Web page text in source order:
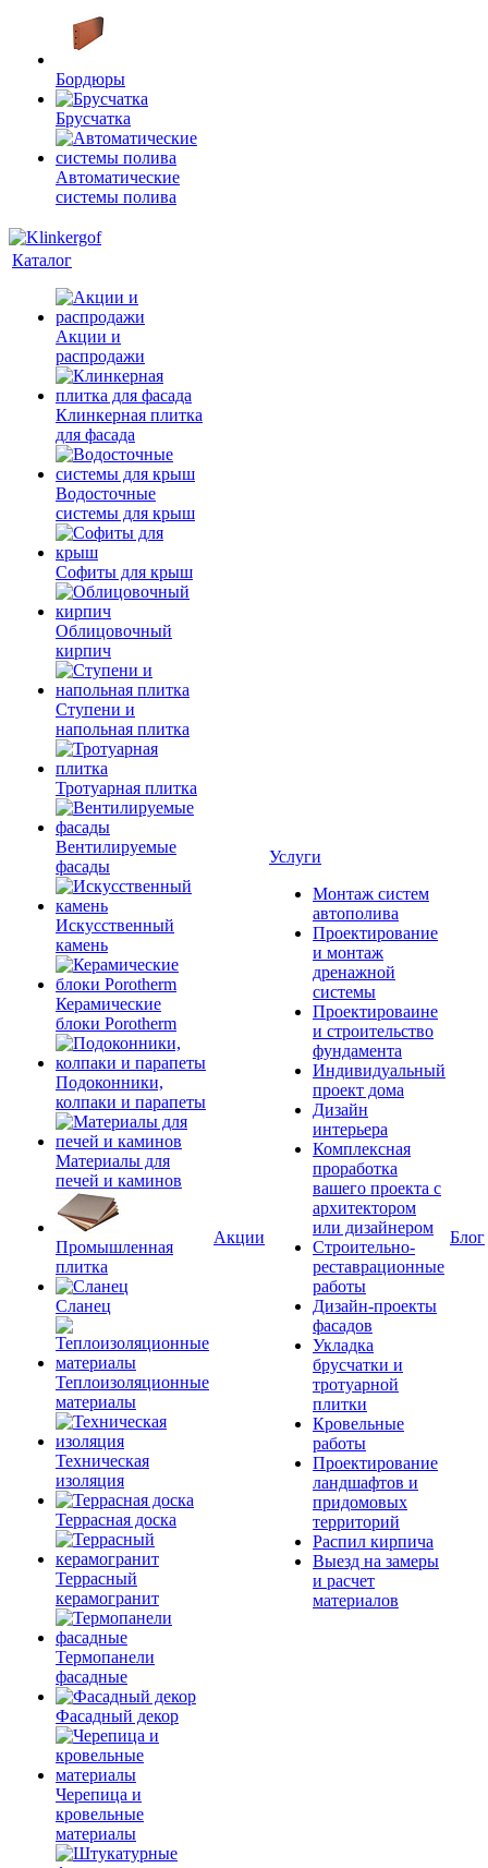
Бордюры
Брусчатка
Автоматические
системы полива
Каталог
Акции и
распродажи
Клинкерная плитка
для фасада
Водосточные
системы для крыш
Софиты для крыш
Облицовочный
кирпич
Ступени и
напольная плитка
Тротуарная плитка
Вентилируемые
фасады
Искусственный
камень
Керамические
блоки Porotherm
Подоконники,
колпаки и парапеты
Материалы для
печей и каминов
Промышленная
плитка
Сланец
Теплоизоляционные
материалы
Техническая
изоляция
Террасная доска
Террасный
керамогранит
Термопанели
фасадные
Фасадный декор
Черепица и
кровельные
материалы
Акции
Услуги
Монтаж систем
автополива
Проектирование
и монтаж
дренажной
системы
Проектироваине
и строительство
фундамента
Индивидуальный
проект дома
Дизайн
интерьера
Комплексная
проработка
вашего проекта с
архитектором
или дизайнером
Строительно-
реставрационные
работы
Дизайн-проекты
фасадов
Укладка
брусчатки и
тротуарной
плитки
Кровельные
работы
Проектирование
ландшафтов и
придомовых
территорий
Распил кирпича
Выезд на замеры
и расчет
материалов
Блог